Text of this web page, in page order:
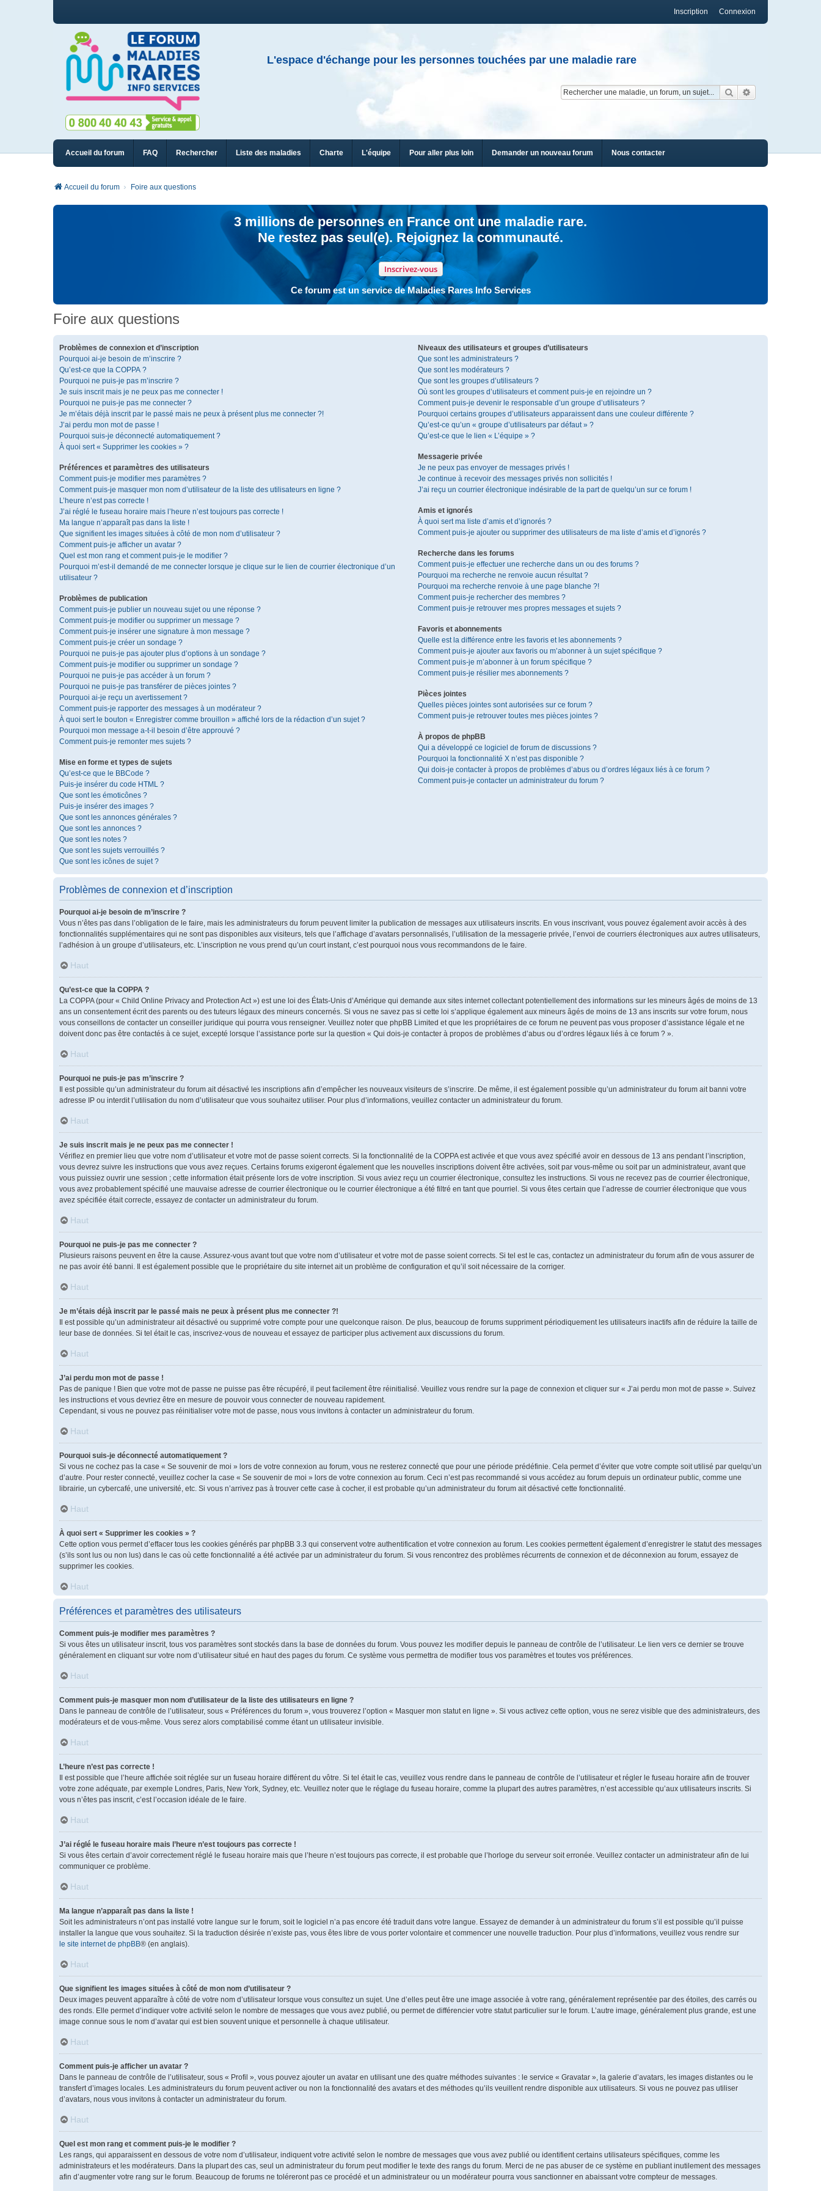
Connexion
Inscription
L'espace d'échange pour les personnes touchées par une maladie rare
Rechercher
Accueil du forum FAQ Rechercher Liste des maladies Charte L'équipe Pour aller plus loin Demander un nouveau forum Nous contacter
Accueil du forum Foire aux questions
3 millions de personnes en France ont une maladie rare.
Ne restez pas seul(e). Rejoignez la communauté.
Inscrivez-vous
Ce forum est un service de Maladies Rares Info Services
Foire aux questions
Problèmes de connexion et d’inscription
Pourquoi ai-je besoin de m’inscrire ?
Qu’est-ce que la COPPA ?
Pourquoi ne puis-je pas m’inscrire ?
Je suis inscrit mais je ne peux pas me connecter !
Pourquoi ne puis-je pas me connecter ?
Je m’étais déjà inscrit par le passé mais ne peux à présent plus me connecter ?!
J’ai perdu mon mot de passe !
Pourquoi suis-je déconnecté automatiquement ?
À quoi sert « Supprimer les cookies » ?
Préférences et paramètres des utilisateurs
Comment puis-je modifier mes paramètres ?
Comment puis-je masquer mon nom d’utilisateur de la liste des utilisateurs en ligne ?
L’heure n’est pas correcte !
J’ai réglé le fuseau horaire mais l’heure n’est toujours pas correcte !
Ma langue n’apparaît pas dans la liste !
Que signifient les images situées à côté de mon nom d’utilisateur ?
Comment puis-je afficher un avatar ?
Quel est mon rang et comment puis-je le modifier ?
Pourquoi m’est-il demandé de me connecter lorsque je clique sur le lien de courrier électronique d’un
utilisateur ?
Problèmes de publication
Comment puis-je publier un nouveau sujet ou une réponse ?
Comment puis-je modifier ou supprimer un message ?
Comment puis-je insérer une signature à mon message ?
Comment puis-je créer un sondage ?
Pourquoi ne puis-je pas ajouter plus d’options à un sondage ?
Comment puis-je modifier ou supprimer un sondage ?
Pourquoi ne puis-je pas accéder à un forum ?
Pourquoi ne puis-je pas transférer de pièces jointes ?
Pourquoi ai-je reçu un avertissement ?
Comment puis-je rapporter des messages à un modérateur ?
À quoi sert le bouton « Enregistrer comme brouillon » affiché lors de la rédaction d’un sujet ?
Pourquoi mon message a-t-il besoin d’être approuvé ?
Comment puis-je remonter mes sujets ?
Mise en forme et types de sujets
Qu’est-ce que le BBCode ?
Puis-je insérer du code HTML ?
Que sont les émoticônes ?
Puis-je insérer des images ?
Que sont les annonces générales ?
Que sont les annonces ?
Que sont les notes ?
Que sont les sujets verrouillés ?
Que sont les icônes de sujet ?
Niveaux des utilisateurs et groupes d’utilisateurs
Que sont les administrateurs ?
Que sont les modérateurs ?
Que sont les groupes d’utilisateurs ?
Où sont les groupes d’utilisateurs et comment puis-je en rejoindre un ?
Comment puis-je devenir le responsable d’un groupe d’utilisateurs ?
Pourquoi certains groupes d’utilisateurs apparaissent dans une couleur différente ?
Qu’est-ce qu’un « groupe d’utilisateurs par défaut » ?
Qu’est-ce que le lien « L’équipe » ?
Messagerie privée
Je ne peux pas envoyer de messages privés !
Je continue à recevoir des messages privés non sollicités !
J’ai reçu un courrier électronique indésirable de la part de quelqu’un sur ce forum !
Amis et ignorés
À quoi sert ma liste d’amis et d’ignorés ?
Comment puis-je ajouter ou supprimer des utilisateurs de ma liste d’amis et d’ignorés ?
Recherche dans les forums
Comment puis-je effectuer une recherche dans un ou des forums ?
Pourquoi ma recherche ne renvoie aucun résultat ?
Pourquoi ma recherche renvoie à une page blanche ?!
Comment puis-je rechercher des membres ?
Comment puis-je retrouver mes propres messages et sujets ?
Favoris et abonnements
Quelle est la différence entre les favoris et les abonnements ?
Comment puis-je ajouter aux favoris ou m’abonner à un sujet spécifique ?
Comment puis-je m’abonner à un forum spécifique ?
Comment puis-je résilier mes abonnements ?
Pièces jointes
Quelles pièces jointes sont autorisées sur ce forum ?
Comment puis-je retrouver toutes mes pièces jointes ?
À propos de phpBB
Qui a développé ce logiciel de forum de discussions ?
Pourquoi la fonctionnalité X n’est pas disponible ?
Qui dois-je contacter à propos de problèmes d’abus ou d’ordres légaux liés à ce forum ?
Comment puis-je contacter un administrateur du forum ?
Problèmes de connexion et d’inscription
Pourquoi ai-je besoin de m’inscrire ?
Vous n’êtes pas dans l’obligation de le faire, mais les administrateurs du forum peuvent limiter la publication de messages aux utilisateurs inscrits. En vous inscrivant, vous pouvez également avoir accès à des
fonctionnalités supplémentaires qui ne sont pas disponibles aux visiteurs, tels que l’affichage d’avatars personnalisés, l’utilisation de la messagerie privée, l’envoi de courriers électroniques aux autres utilisateurs,
l’adhésion à un groupe d’utilisateurs, etc. L’inscription ne vous prend qu’un court instant, c’est pourquoi nous vous recommandons de le faire.
Haut
Qu’est-ce que la COPPA ?
La COPPA (pour « Child Online Privacy and Protection Act ») est une loi des États-Unis d’Amérique qui demande aux sites internet collectant potentiellement des informations sur les mineurs âgés de moins de 13
ans un consentement écrit des parents ou des tuteurs légaux des mineurs concernés. Si vous ne savez pas si cette loi s’applique également aux mineurs âgés de moins de 13 ans inscrits sur votre forum, nous
vous conseillons de contacter un conseiller juridique qui pourra vous renseigner. Veuillez noter que phpBB Limited et que les propriétaires de ce forum ne peuvent pas vous proposer d’assistance légale et ne
doivent donc pas être contactés à ce sujet, excepté lorsque l’assistance porte sur la question « Qui dois-je contacter à propos de problèmes d’abus ou d’ordres légaux liés à ce forum ? ».
Haut
Pourquoi ne puis-je pas m’inscrire ?
Il est possible qu’un administrateur du forum ait désactivé les inscriptions afin d’empêcher les nouveaux visiteurs de s’inscrire. De même, il est également possible qu’un administrateur du forum ait banni votre
adresse IP ou interdit l’utilisation du nom d’utilisateur que vous souhaitez utiliser. Pour plus d’informations, veuillez contacter un administrateur du forum.
Haut
Je suis inscrit mais je ne peux pas me connecter !
Vérifiez en premier lieu que votre nom d’utilisateur et votre mot de passe soient corrects. Si la fonctionnalité de la COPPA est activée et que vous avez spécifié avoir en dessous de 13 ans pendant l’inscription,
vous devrez suivre les instructions que vous avez reçues. Certains forums exigeront également que les nouvelles inscriptions doivent être activées, soit par vous-même ou soit par un administrateur, avant que
vous puissiez ouvrir une session ; cette information était présente lors de votre inscription. Si vous aviez reçu un courrier électronique, consultez les instructions. Si vous ne recevez pas de courrier électronique,
vous avez probablement spécifié une mauvaise adresse de courrier électronique ou le courrier électronique a été filtré en tant que pourriel. Si vous êtes certain que l’adresse de courrier électronique que vous
avez spécifiée était correcte, essayez de contacter un administrateur du forum.
Haut
Pourquoi ne puis-je pas me connecter ?
Plusieurs raisons peuvent en être la cause. Assurez-vous avant tout que votre nom d’utilisateur et votre mot de passe soient corrects. Si tel est le cas, contactez un administrateur du forum afin de vous assurer de
ne pas avoir été banni. Il est également possible que le propriétaire du site internet ait un problème de configuration et qu’il soit nécessaire de la corriger.
Haut
Je m’étais déjà inscrit par le passé mais ne peux à présent plus me connecter ?!
Il est possible qu’un administrateur ait désactivé ou supprimé votre compte pour une quelconque raison. De plus, beaucoup de forums suppriment périodiquement les utilisateurs inactifs afin de réduire la taille de
leur base de données. Si tel était le cas, inscrivez-vous de nouveau et essayez de participer plus activement aux discussions du forum.
Haut
J’ai perdu mon mot de passe !
Pas de panique ! Bien que votre mot de passe ne puisse pas être récupéré, il peut facilement être réinitialisé. Veuillez vous rendre sur la page de connexion et cliquer sur « J’ai perdu mon mot de passe ». Suivez
les instructions et vous devriez être en mesure de pouvoir vous connecter de nouveau rapidement.
Cependant, si vous ne pouvez pas réinitialiser votre mot de passe, nous vous invitons à contacter un administrateur du forum.
Haut
Pourquoi suis-je déconnecté automatiquement ?
Si vous ne cochez pas la case « Se souvenir de moi » lors de votre connexion au forum, vous ne resterez connecté que pour une période prédéfinie. Cela permet d’éviter que votre compte soit utilisé par quelqu’un
d’autre. Pour rester connecté, veuillez cocher la case « Se souvenir de moi » lors de votre connexion au forum. Ceci n’est pas recommandé si vous accédez au forum depuis un ordinateur public, comme une
librairie, un cybercafé, une université, etc. Si vous n’arrivez pas à trouver cette case à cocher, il est probable qu’un administrateur du forum ait désactivé cette fonctionnalité.
Haut
À quoi sert « Supprimer les cookies » ?
Cette option vous permet d’effacer tous les cookies générés par phpBB 3.3 qui conservent votre authentification et votre connexion au forum. Les cookies permettent également d’enregistrer le statut des messages
(s’ils sont lus ou non lus) dans le cas où cette fonctionnalité a été activée par un administrateur du forum. Si vous rencontrez des problèmes récurrents de connexion et de déconnexion au forum, essayez de
supprimer les cookies.
Haut
Préférences et paramètres des utilisateurs
Comment puis-je modifier mes paramètres ?
Si vous êtes un utilisateur inscrit, tous vos paramètres sont stockés dans la base de données du forum. Vous pouvez les modifier depuis le panneau de contrôle de l’utilisateur. Le lien vers ce dernier se trouve
généralement en cliquant sur votre nom d’utilisateur situé en haut des pages du forum. Ce système vous permettra de modifier tous vos paramètres et toutes vos préférences.
Haut
Comment puis-je masquer mon nom d’utilisateur de la liste des utilisateurs en ligne ?
Dans le panneau de contrôle de l’utilisateur, sous « Préférences du forum », vous trouverez l’option « Masquer mon statut en ligne ». Si vous activez cette option, vous ne serez visible que des administrateurs, des
modérateurs et de vous-même. Vous serez alors comptabilisé comme étant un utilisateur invisible.
Haut
L’heure n’est pas correcte !
Il est possible que l’heure affichée soit réglée sur un fuseau horaire différent du vôtre. Si tel était le cas, veuillez vous rendre dans le panneau de contrôle de l’utilisateur et régler le fuseau horaire afin de trouver
votre zone adéquate, par exemple Londres, Paris, New York, Sydney, etc. Veuillez noter que le réglage du fuseau horaire, comme la plupart des autres paramètres, n’est accessible qu’aux utilisateurs inscrits. Si
vous n’êtes pas inscrit, c’est l’occasion idéale de le faire.
Haut
J’ai réglé le fuseau horaire mais l’heure n’est toujours pas correcte !
Si vous êtes certain d’avoir correctement réglé le fuseau horaire mais que l’heure n’est toujours pas correcte, il est probable que l’horloge du serveur soit erronée. Veuillez contacter un administrateur afin de lui
communiquer ce problème.
Haut
Ma langue n’apparaît pas dans la liste !
Soit les administrateurs n’ont pas installé votre langue sur le forum, soit le logiciel n’a pas encore été traduit dans votre langue. Essayez de demander à un administrateur du forum s’il est possible qu’il puisse
installer la langue que vous souhaitez. Si la traduction désirée n’existe pas, vous êtes libre de vous porter volontaire et commencer une nouvelle traduction. Pour plus d’informations, veuillez vous rendre sur
le site internet de phpBB® (en anglais).
Haut
Que signifient les images situées à côté de mon nom d’utilisateur ?
Deux images peuvent apparaître à côté de votre nom d’utilisateur lorsque vous consultez un sujet. Une d’elles peut être une image associée à votre rang, généralement représentée par des étoiles, des carrés ou
des ronds. Elle permet d’indiquer votre activité selon le nombre de messages que vous avez publié, ou permet de différencier votre statut particulier sur le forum. L’autre image, généralement plus grande, est une
image connue sous le nom d’avatar qui est bien souvent unique et personnelle à chaque utilisateur.
Haut
Comment puis-je afficher un avatar ?
Dans le panneau de contrôle de l’utilisateur, sous « Profil », vous pouvez ajouter un avatar en utilisant une des quatre méthodes suivantes : le service « Gravatar », la galerie d’avatars, les images distantes ou le
transfert d’images locales. Les administrateurs du forum peuvent activer ou non la fonctionnalité des avatars et des méthodes qu’ils veuillent rendre disponible aux utilisateurs. Si vous ne pouvez pas utiliser
d’avatars, nous vous invitons à contacter un administrateur du forum.
Haut
Quel est mon rang et comment puis-je le modifier ?
Les rangs, qui apparaissent en dessous de votre nom d’utilisateur, indiquent votre activité selon le nombre de messages que vous avez publié ou identifient certains utilisateurs spécifiques, comme les
administrateurs et les modérateurs. Dans la plupart des cas, seul un administrateur du forum peut modifier le texte des rangs du forum. Merci de ne pas abuser de ce système en publiant inutilement des messages
afin d’augmenter votre rang sur le forum. Beaucoup de forums ne toléreront pas ce procédé et un administrateur ou un modérateur pourra vous sanctionner en abaissant votre compteur de messages.